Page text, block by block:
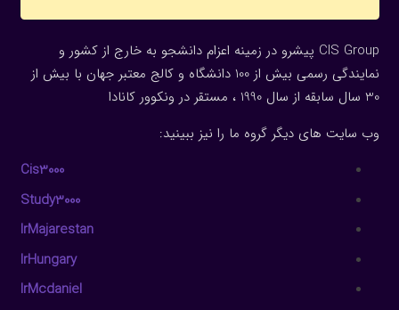
CIS Group پیشرو در زمینه اعزام دانشجو به خارج از کشور و
نمایندگی رسمی بیش از 100 دانشگاه و کالج معتبر جهان با بیش از
30 سال سابقه از سال 1990 ، مستقر در ونکوور کانادا
وب سایت های دیگر گروه ما را نیز ببینید:
Cis3000
Study3000
IrMajarestan
IrHungary
IrMcdaniel